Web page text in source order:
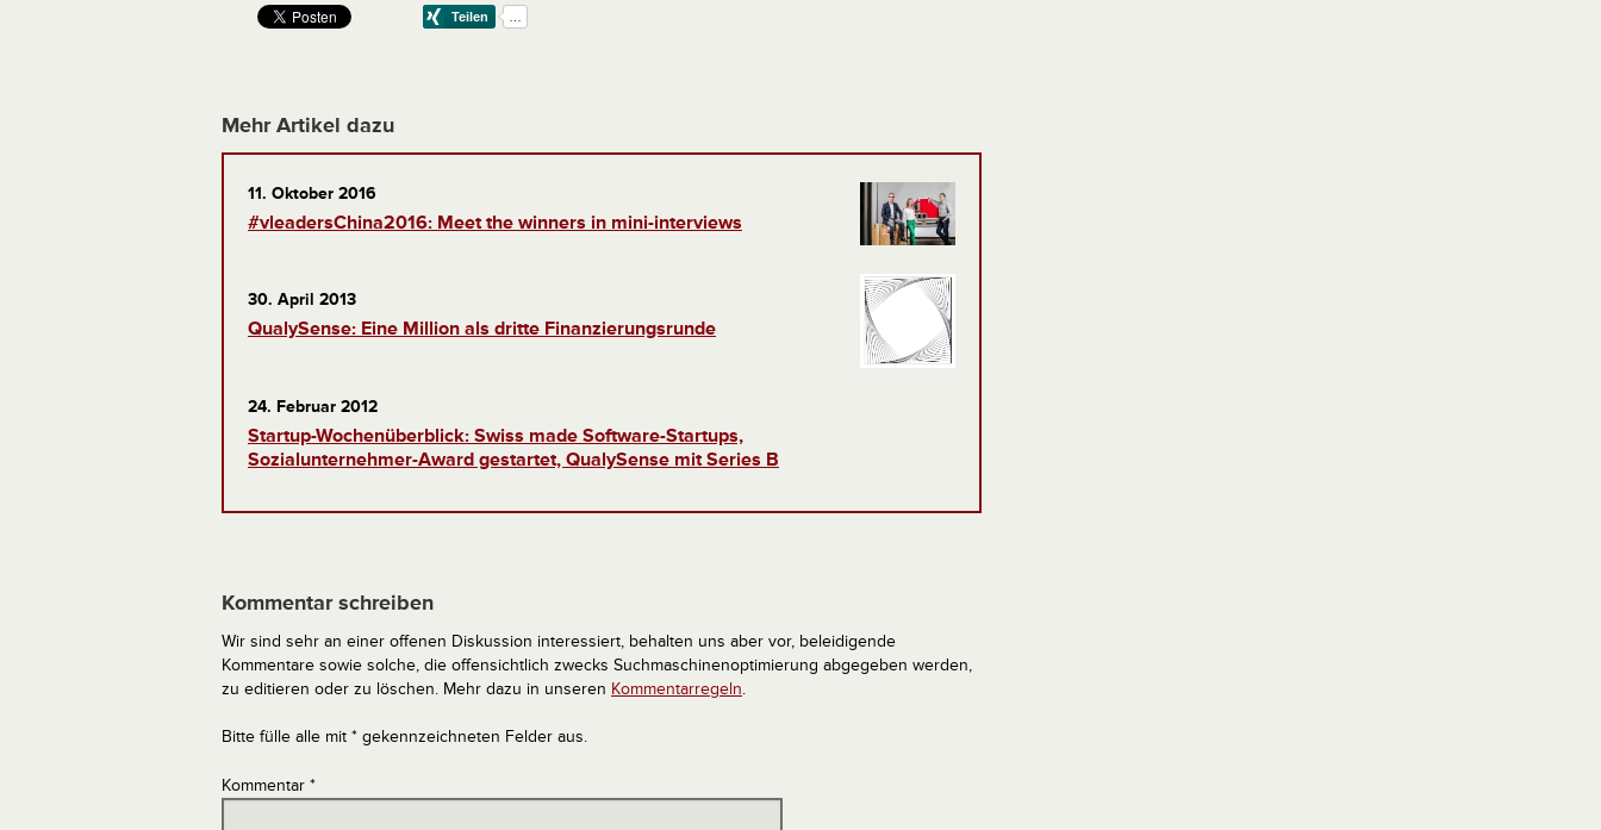
Mehr Artikel dazu
11. Oktober 2016
#vleadersChina2016: Meet the winners in mini-interviews
30. April 2013
QualySense: Eine Million als dritte Finanzierungsrunde
24. Februar 2012
Startup-Wochenüberblick: Swiss made Software-Startups,
Sozialunternehmer-Award gestartet, QualySense mit Series B
Kommentar schreiben
Wir sind sehr an einer offenen Diskussion interessiert, behalten uns aber vor, beleidigende
Kommentare sowie solche, die offensichtlich zwecks Suchmaschinenoptimierung abgegeben werden,
zu editieren oder zu löschen. Mehr dazu in unseren Kommentarregeln.
Bitte fülle alle mit * gekennzeichneten Felder aus.
Kommentar *